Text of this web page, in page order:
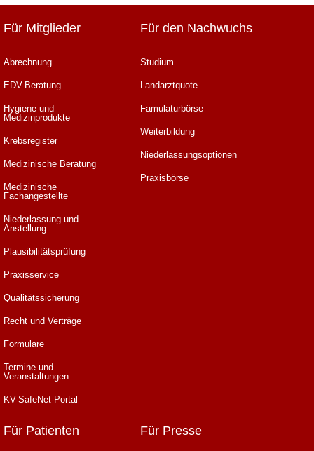
Für Mitglieder
Abrechnung
EDV-Beratung
Hygiene und
Medizinprodukte
Krebsregister
Medizinische Beratung
Medizinische
Fachangestellte
Niederlassung und
Anstellung
Plausibilitätsprüfung
Praxisservice
Qualitätssicherung
Recht und Verträge
Formulare
Termine und
Veranstaltungen
KV-SafeNet-Portal
Für den Nachwuchs
Studium
Landarztquote
Famulaturbörse
Weiterbildung
Niederlassungsoptionen
Praxisbörse
Für Patienten Für Presse